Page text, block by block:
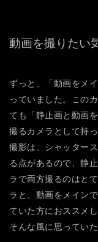
動画を撮りたい
ずっと、「動画をメ
っていました。この
ても「静止画と動画
撮るカメラとして持
撮影は、シャッター
る点があるので、静
ラで両方撮るのはと
ラと、動画をメイン
ていた方におススメ
そんな風に思ってい